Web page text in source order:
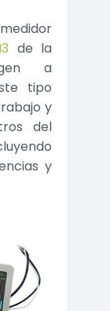
de la
a
tipo
y
del
y